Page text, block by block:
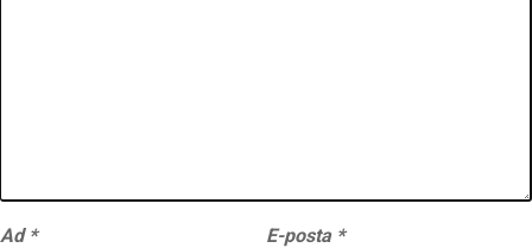
Ad * E-posta *